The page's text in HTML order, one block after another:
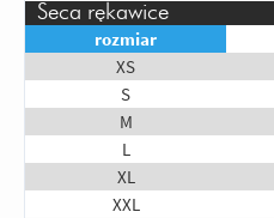
Seca rękawice
rozmiar
XS
S
M
L
XL
XXL